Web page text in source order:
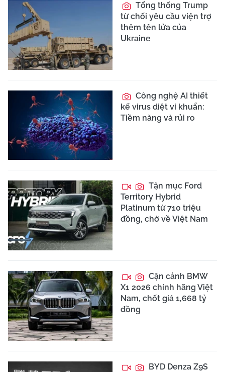
Tổng thống Trump
từ chối yêu cầu viện trợ
thêm tên lửa của
Ukraine
Công nghệ AI thiết
kế virus diệt vi khuẩn:
Tiềm năng và rủi ro
Tận mục Ford
Territory Hybrid
Platinum từ 710 triệu
đồng, chờ về Việt Nam
Cận cảnh BMW
X1 2026 chính hãng Việt
Nam, chốt giá 1,668 tỷ
đồng
BYD Denza Z9S